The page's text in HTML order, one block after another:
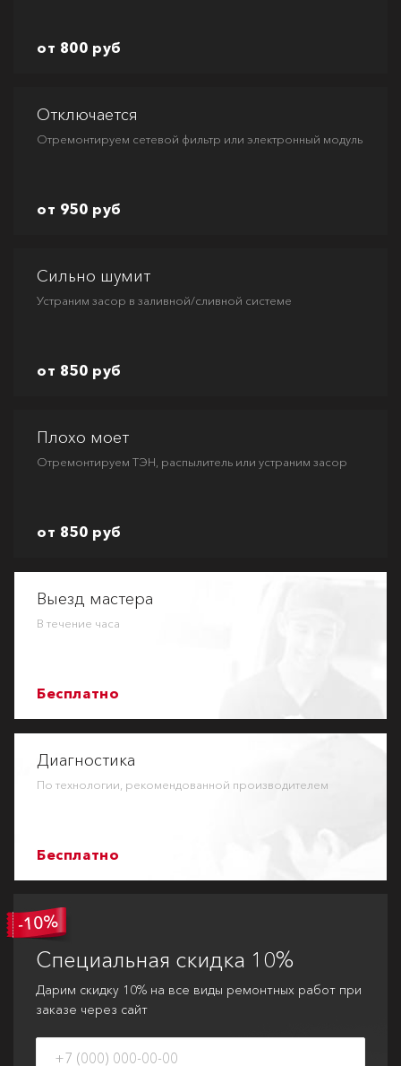
от 800 руб
Отключается
Отремонтируем сетевой фильтр или электронный модуль
от 950 руб
Сильно шумит
Устраним засор в заливной/сливной системе
от 850 руб
Плохо моет
Отремонтируем ТЭН, распылитель или устраним засор
от 850 руб
Выезд мастера
В течение часа
Бесплатно
Диагностика
По технологии, рекомендованной производителем
Бесплатно
Специальная скидка 10%
Дарим скидку 10% на все виды ремонтных работ при
заказе через сайт